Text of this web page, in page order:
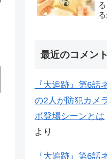
最近のコメント
『大追跡』第6話
の2人が防犯カメ
ボ登場シーンとは
より
『大追跡』第6話